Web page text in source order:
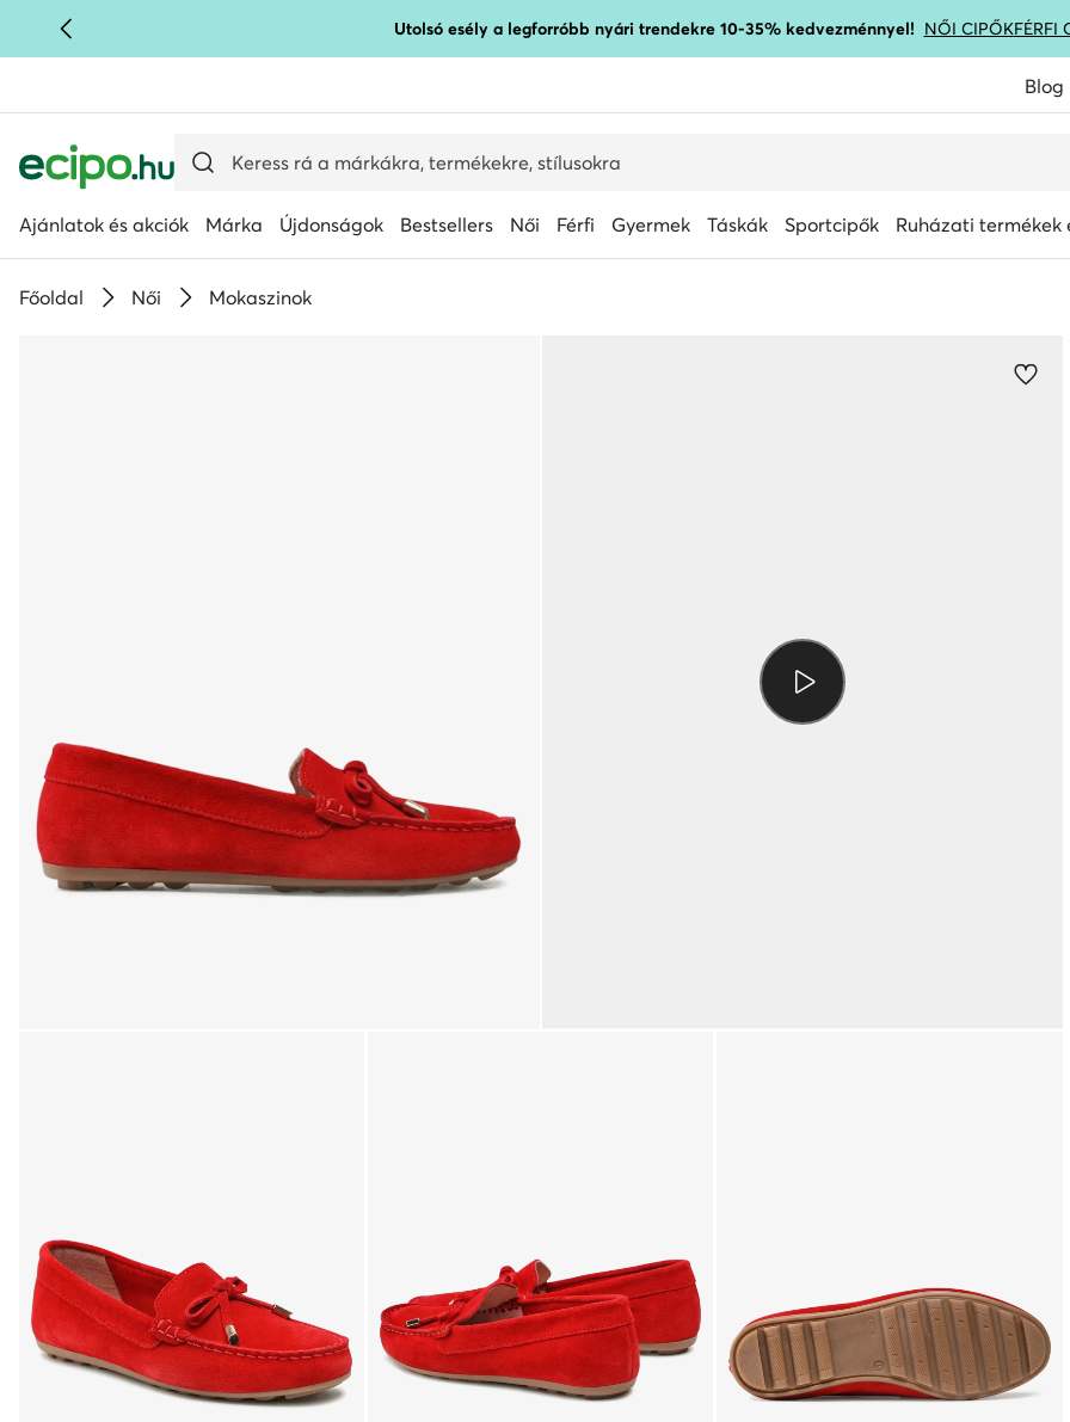
UGRÁS A FŐ TARTALOMRA Utolsó esély a legforróbb nyári trendekre 10-35% kedvezménnyel! NŐI CIPŐKFÉRFI
Blog
Ajánlatok és akciók Márka Újdonságok Bestsellers Női Férfi Gyermek Táskák Sportcipők Ruházati termékek
Főoldal Női Mokaszinok